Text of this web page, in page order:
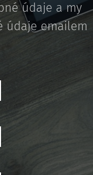
údaje a my
údaje emailem